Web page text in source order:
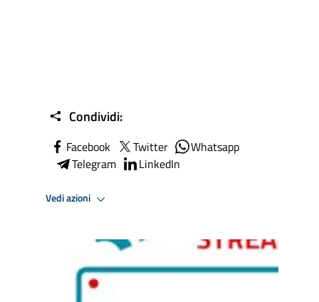
Condividi:
Facebook Twitter
Whatsapp
Telegram
LinkedIn
Vedi azioni